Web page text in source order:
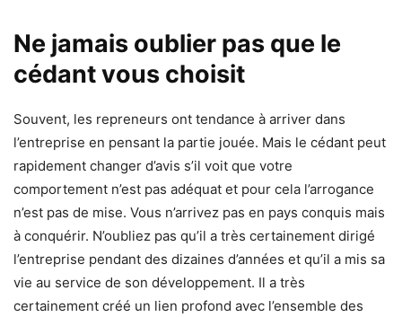
Ne jamais oublier pas que le
cédant vous choisit
Souvent, les repreneurs ont tendance à arriver dans
l’entreprise en pensant la partie jouée. Mais le cédant peut
rapidement changer d’avis s’il voit que votre
comportement n’est pas adéquat et pour cela l’arrogance
n’est pas de mise. Vous n’arrivez pas en pays conquis mais
à conquérir. N’oubliez pas qu’il a très certainement dirigé
l’entreprise pendant des dizaines d’années et qu’il a mis sa
vie au service de son développement. Il a très
certainement créé un lien profond avec l’ensemble des